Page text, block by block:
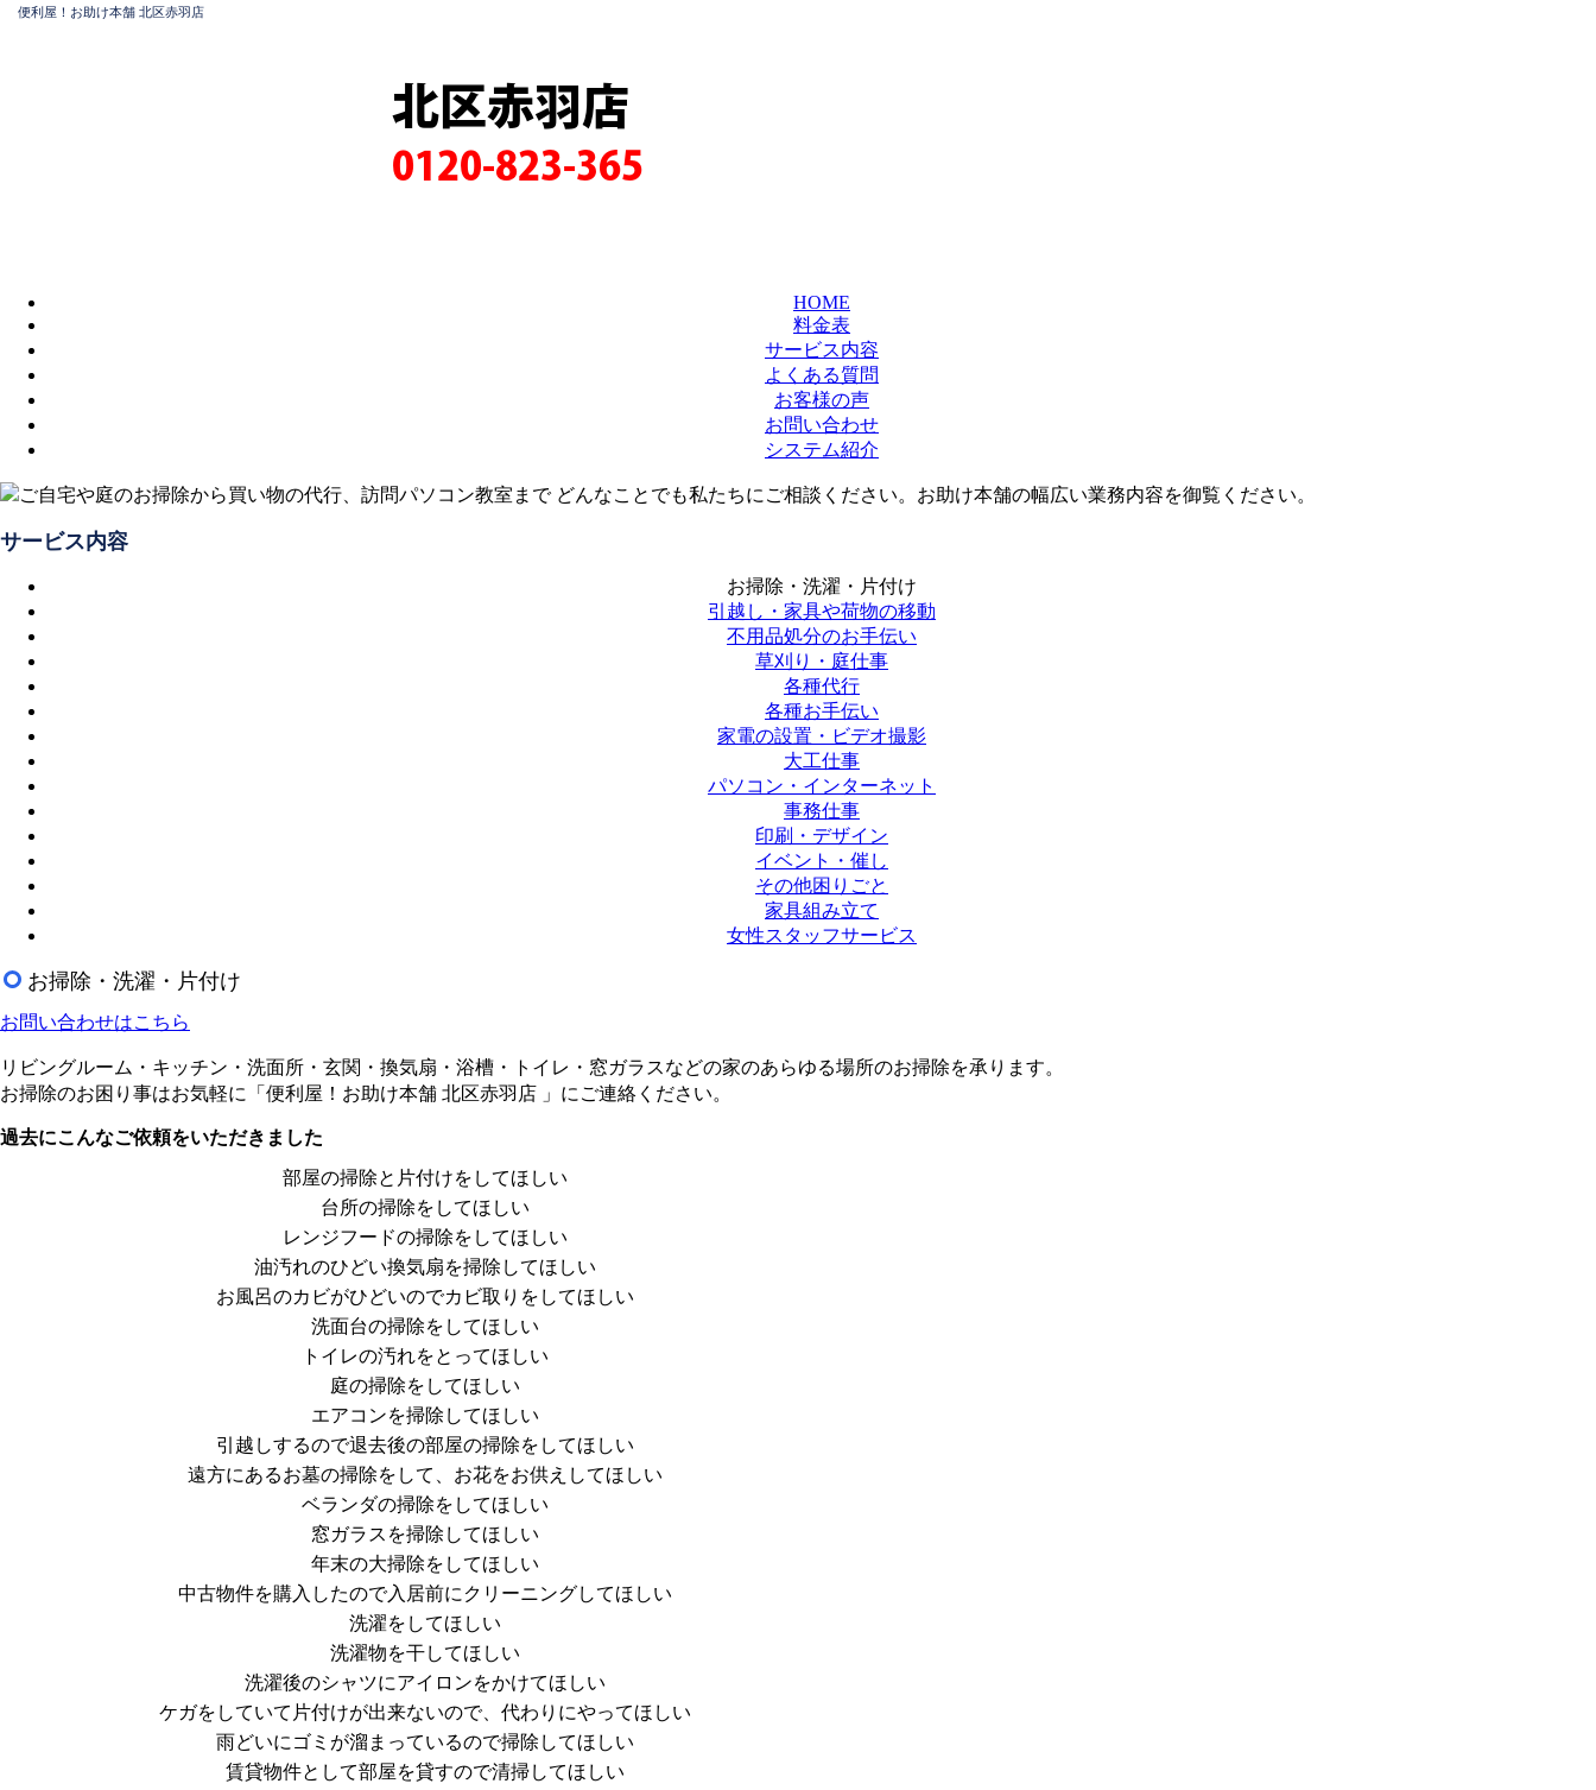
便利屋！お助け本舗 北区赤羽店
北区赤羽店
0120-823-365
HOME
料金表
サービス内容
よくある質問
お客様の声
お問い合わせ
システム紹介
サービス内容
お掃除・洗濯・片付け
引越し・家具や荷物の移動
不用品処分のお手伝い
草刈り・庭仕事
各種代行
各種お手伝い
家電の設置・ビデオ撮影
大工仕事
パソコン・インターネット
事務仕事
印刷・デザイン
イベント・催し
その他困りごと
家具組み立て
女性スタッフサービス
お掃除・洗濯・片付け
お問い合わせはこちら
リビングルーム・キッチン・洗面所・玄関・換気扇・浴槽・トイレ・窓ガラスなどの家のあらゆる場所のお掃除を承ります。
お掃除のお困り事はお気軽に「便利屋！お助け本舗 北区赤羽店 」にご連絡ください。
過去にこんなご依頼をいただきました
部屋の掃除と片付けをしてほしい
台所の掃除をしてほしい
レンジフードの掃除をしてほしい
油汚れのひどい換気扇を掃除してほしい
お風呂のカビがひどいのでカビ取りをしてほしい
洗面台の掃除をしてほしい
トイレの汚れをとってほしい
庭の掃除をしてほしい
エアコンを掃除してほしい
引越しするので退去後の部屋の掃除をしてほしい
遠方にあるお墓の掃除をして、お花をお供えしてほしい
ベランダの掃除をしてほしい
窓ガラスを掃除してほしい
年末の大掃除をしてほしい
中古物件を購入したので入居前にクリーニングしてほしい
洗濯をしてほしい
洗濯物を干してほしい
洗濯後のシャツにアイロンをかけてほしい
ケガをしていて片付けが出来ないので、代わりにやってほしい
雨どいにゴミが溜まっているので掃除してほしい
賃貸物件として部屋を貸すので清掃してほしい